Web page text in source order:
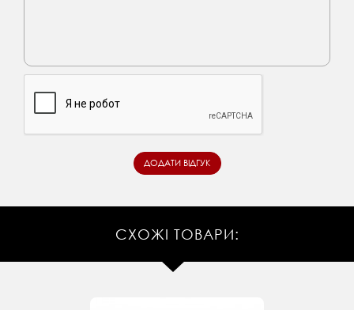
СХОЖІ ТОВАРИ: